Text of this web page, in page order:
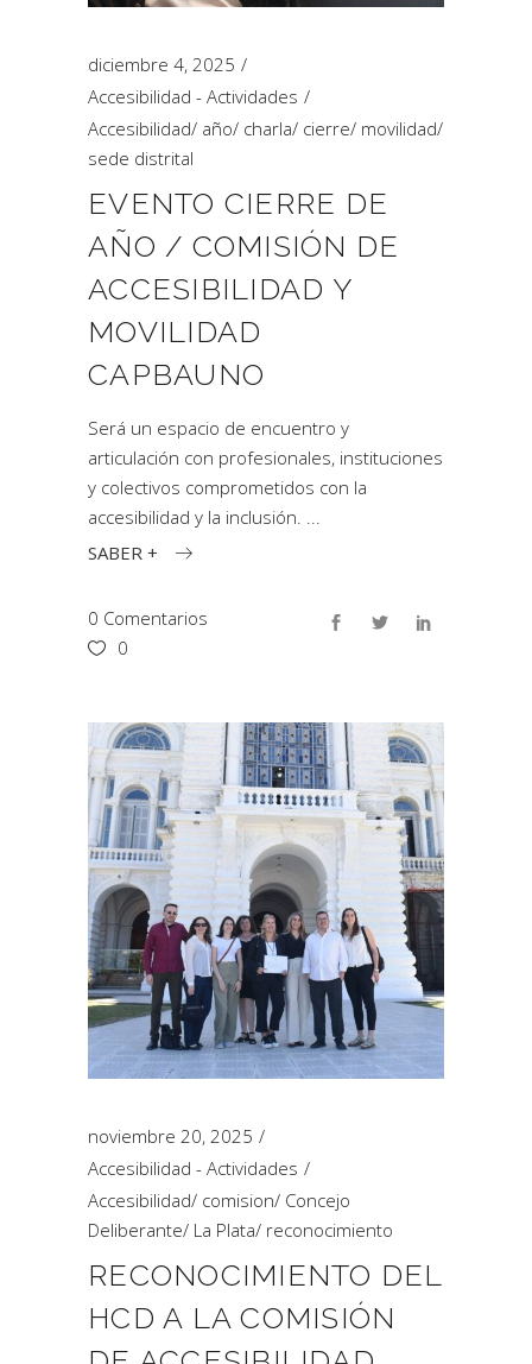
diciembre 4, 2025
Accesibilidad - Actividades
Accesibilidad/ año/ charla/ cierre/ movilidad/
sede distrital
EVENTO CIERRE DE
AÑO / COMISIÓN DE
ACCESIBILIDAD Y
MOVILIDAD
CAPBAUNO
Será un espacio de encuentro y
articulación con profesionales, instituciones
y colectivos comprometidos con la
accesibilidad y la inclusión.
SABER +
0 Comentarios
0
noviembre 20, 2025
Accesibilidad - Actividades
Accesibilidad/ comision/ Concejo
Deliberante/ La Plata/ reconocimiento
RECONOCIMIENTO DEL
HCD A LA COMISIÓN